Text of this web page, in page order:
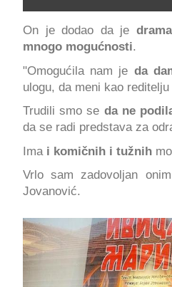
On je dodao da je
mnogo mogućnosti.
"Omogućila nam je da
ulogu, da meni kao
Trudili smo se da ne
da se radi predstava za
Ima i komičnih i tužnih
Vrlo sam zadovoljan
Jovanović.